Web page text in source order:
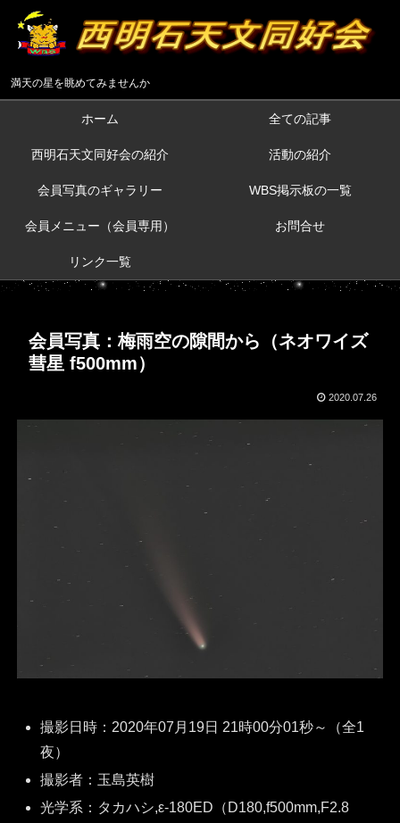
満天の星を眺めてみませんか
ホーム 全ての記事
西明石天文同好会の紹介 活動の紹介
会員写真のギャラリー WBS掲示板の一覧
会員メニュー（会員専用） お問合せ
リンク一覧
会員写真：梅雨空の隙間から（ネオワイズ
彗星 f500mm）
2020.07.26
撮影日時：2020年07月19日 21時00分01秒～（全1
夜）
撮影者：玉島英樹
光学系：タカハシ,ε-180ED（D180,f500mm,F2.8